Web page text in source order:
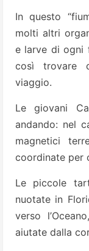
In questo
molti altri
e larve di ogni
così trovare
viaggio.
Le giovani
andando: nel
magnetici
coordinate per
Le piccole
nuotate in
verso
aiutate dalla